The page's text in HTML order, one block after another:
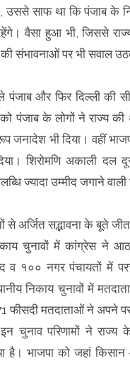
उससे साफ था कि पंजाब के
वैसा हुआ भी, जिससे
की संभावनाओं पर भी सवाल
पंजाब और फिर दिल्ली की
पंजाब के लोगों ने राज्य
भी दिया। वहीं
शिरोमणि अकाली
ज्यादा उम्मीद जगाने वाली
से अर्जित सद्भावना के बूते
चुनावों में कांग्रेस ने
व १०० नगर पंचायतों में
निकाय चुनावों में
फीसदी मतदाताओं ने अपने
इन चुनाव परिणामों ने
है। भाजपा को जहां